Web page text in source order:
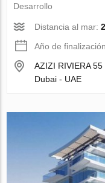
Desarrollo
Distancia al mar:
Año de
AZIZI RIVIERA
Dubai - UAE